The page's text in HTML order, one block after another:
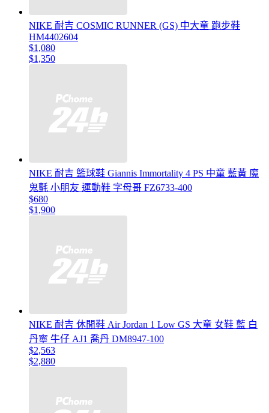
NIKE 耐吉 COSMIC RUNNER (GS) 中大童 跑步鞋
HM4402604
$1,080
$1,350
NIKE 耐吉 籃球鞋 Giannis Immortality 4 PS 中童 藍黃 魔
鬼氈 小朋友 運動鞋 字母哥 FZ6733-400
$680
$1,900
NIKE 耐吉 休閒鞋 Air Jordan 1 Low GS 大童 女鞋 藍 白
丹寧 牛仔 AJ1 喬丹 DM8947-100
$2,563
$2,880